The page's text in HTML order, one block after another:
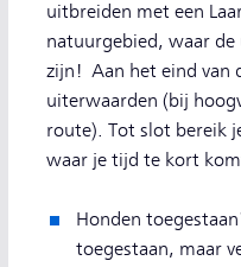
uitbreiden met een
natuurgebied, waar
zijn! Aan het eind van
uiterwaarden (bij
route). Tot slot bereik
waar je tijd te kort
Honden
toegestaan, maar